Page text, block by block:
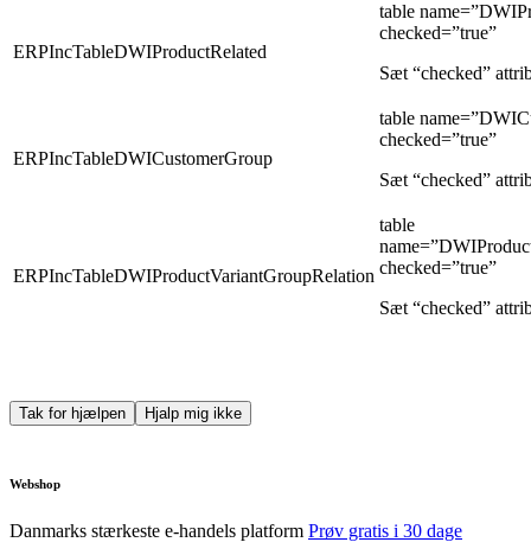
ERPIncTableDWIProductRelated
table
checked=”true”
Sæt “checked”
ERPIncTableDWICustomerGroup
table
checked=”true”
Sæt “checked”
ERPIncTableDWIProductVariantGroupRelation
table
checked=”true”
Sæt “checked”
Tak for hjælpen Hjalp mig ikke
Webshop
Danmarks stærkeste e-handels platform Prøv gratis i 30 dage